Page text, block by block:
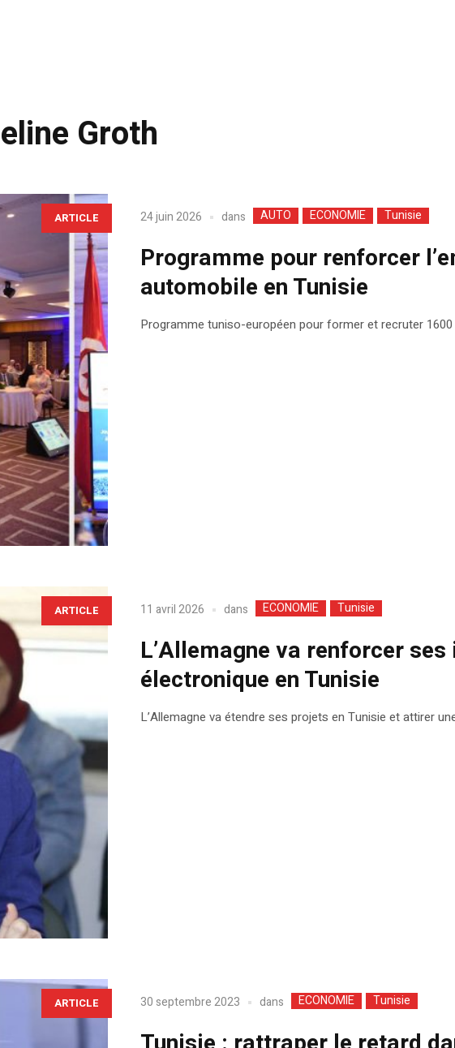
Groth
ARTICLE 24 juin 2026 dans AUTO ECONOMIE Tunisie
Programme pour renforcer
automobile en Tunisie
Programme tuniso-européen pour former et recruter
ARTICLE 11 avril 2026 dans ECONOMIE Tunisie
L’Allemagne va renforcer
électronique en Tunisie
L’Allemagne va étendre ses projets en Tunisie et attirer
ARTICLE 30 septembre 2023 dans ECONOMIE Tunisie